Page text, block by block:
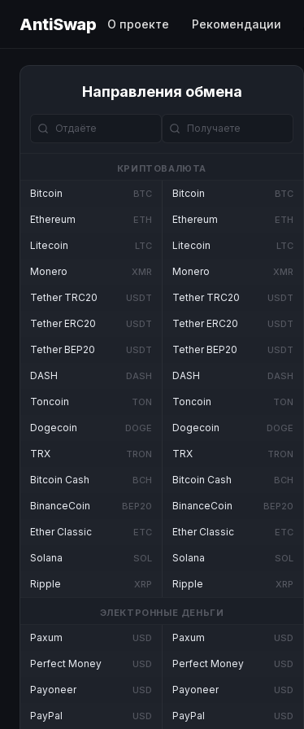
AntiSwap О проекте Рекомендации
Направления обмена
КРИПТОВАЛЮТА
Bitcoin BTC
Ethereum ETH
Litecoin LTC
Monero XMR
Tether TRC20 USDT
Tether ERC20 USDT
Tether BEP20 USDT
DASH DASH
Toncoin TON
Dogecoin DOGE
TRX TRON
Bitcoin Cash BCH
BinanceCoin BEP20
Ether Classic ETC
Solana SOL
Ripple XRP
Bitcoin BTC
Ethereum ETH
Litecoin LTC
Monero XMR
Tether TRC20 USDT
Tether ERC20 USDT
Tether BEP20 USDT
DASH DASH
Toncoin TON
Dogecoin DOGE
TRX TRON
Bitcoin Cash BCH
BinanceCoin BEP20
Ether Classic ETC
Solana SOL
Ripple XRP
ЭЛЕКТРОННЫЕ ДЕНЬГИ
Paxum USD
Perfect Money USD
Payoneer USD
PayPal USD
Paxum USD
Perfect Money USD
Payoneer USD
PayPal USD